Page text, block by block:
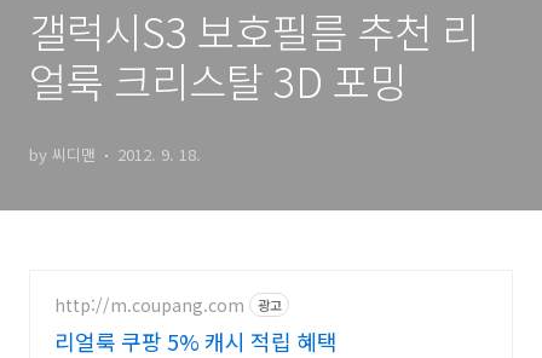
갤럭시S3 보호필름 추천 리
얼룩 크리스탈 3D 포밍
by 씨디맨 2012. 9. 18.
http://m.coupang.com 광고
리얼룩 쿠팡 5% 캐시 적립 혜택